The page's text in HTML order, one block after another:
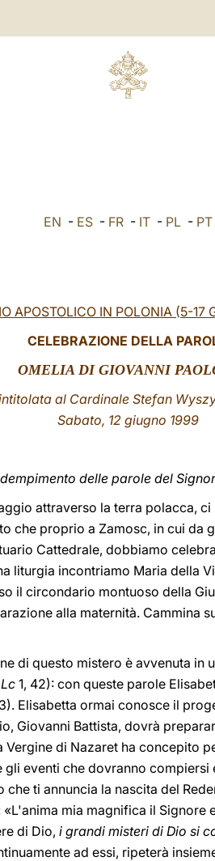
EN - ES- FR- IT- PL- PT
APOSTOLICO IN POLONIA (5-17
CELEBRAZIONE DELLA
OMELIA DI GIOVANNI
al Cardinale Stefan
Sabato, 12 giugno 1999
delle parole del
attraverso la terra polacca,
che proprio a Zamosc, in cui da
Cattedrale, dobbiamo
liturgia incontriamo Maria della
il circondario montuoso della
alla maternità. Cammina
di questo mistero è avvenuta in
Lc 1, 42): con queste parole
Elisabetta ormai conosce il
Giovanni Battista, dovrà
Vergine di Nazaret ha concepito
eventi che dovranno compiersi
ti annuncia la nascita del
«L'anima mia magnifica il Signore
di Dio, i grandi misteri di Dio si
ad essi, ripeterà